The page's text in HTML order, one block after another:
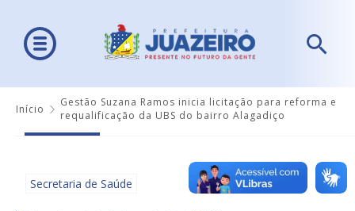
Início
Gestão Suzana Ramos inicia licitação para reforma e
requalificação da UBS do bairro Alagadiço
Secretaria de Saúde